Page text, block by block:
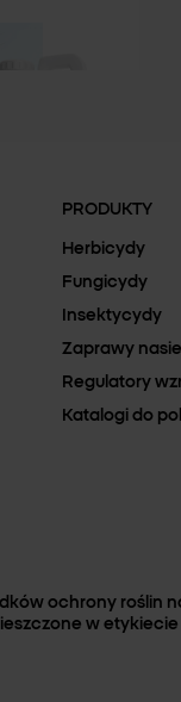
PRODUKTY
Herbicydy
Fungicydy
Insektycydy
Zaprawy
Regulatory
Katalogi do
ochrony roślin
w